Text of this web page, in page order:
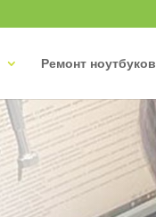
Ремонт ноутбуков